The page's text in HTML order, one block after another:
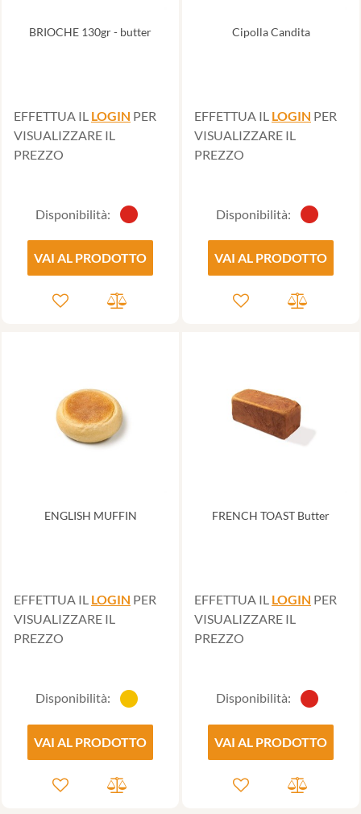
BRIOCHE 130gr - butter
EFFETTUA IL LOGIN PER
VISUALIZZARE IL
PREZZO
Disponibilità:
VAI AL PRODOTTO
Cipolla Candita
EFFETTUA IL LOGIN PER
VISUALIZZARE IL
PREZZO
Disponibilità:
VAI AL PRODOTTO
ENGLISH MUFFIN
EFFETTUA IL LOGIN PER
VISUALIZZARE IL
PREZZO
Disponibilità:
VAI AL PRODOTTO
FRENCH TOAST Butter
EFFETTUA IL LOGIN PER
VISUALIZZARE IL
PREZZO
Disponibilità:
VAI AL PRODOTTO